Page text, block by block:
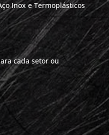
Inox e Termoplásticos
cada setor ou